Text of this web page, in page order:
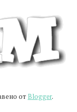
от Blogger.